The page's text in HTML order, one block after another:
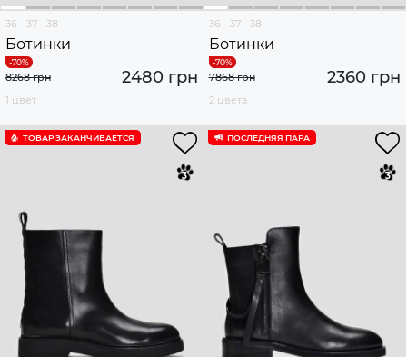
36 37 38
Ботинки
2480 грн
8268 грн
1 цвет
36 37 38
Ботинки
2360 грн
7868 грн
2 цвета
ТОВАР ЗАКАНЧИВАЕТСЯ ПОСЛЕДНЯЯ ПАРА